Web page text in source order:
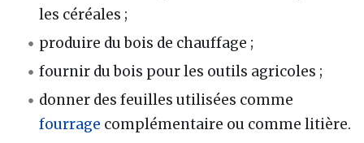
les céréales ;
produire du bois de chauffage ;
fournir du bois pour les outils agricoles ;
donner des feuilles utilisées comme
fourrage complémentaire ou comme litière.